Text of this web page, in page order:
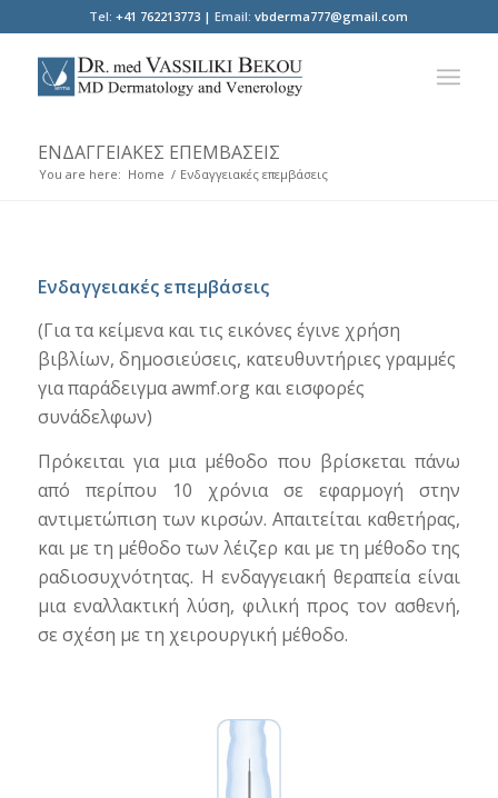
Tel: +41 762213773 |Email: vbderma777@gmail.com
ΕΝΔΑΓΓΕΙΑΚΈΣ ΕΠΕΜΒΆΣΕΙΣ
You are here: Home / Ενδαγγειακές επεμβάσεις
Ενδαγγειακές επεμβάσεις
(Για τα κείμενα και τις εικόνες έγινε χρήση
βιβλίων, δημοσιεύσεις, κατευθυντήριες γραμμές
για παράδειγμα awmf.org και εισφορές
συνάδελφων)
Πρόκειται για μια μέθοδο που βρίσκεται πάνω
από περίπου 10 χρόνια σε εφαρμογή στην
αντιμετώπιση των κιρσών. Απαιτείται καθετήρας,
και με τη μέθοδο των λέιζερ και με τη μέθοδο της
ραδιοσυχνότητας. Η ενδαγγειακή θεραπεία είναι
μια εναλλακτική λύση, φιλική προς τον ασθενή,
σε σχέση με τη χειρουργική μέθοδο.